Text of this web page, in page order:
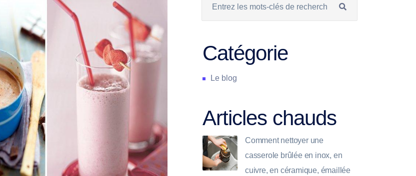
Catégorie
Le blog
Articles chauds
Comment nettoyer une
casserole brûlée en inox, en
cuivre, en céramique, émaillée